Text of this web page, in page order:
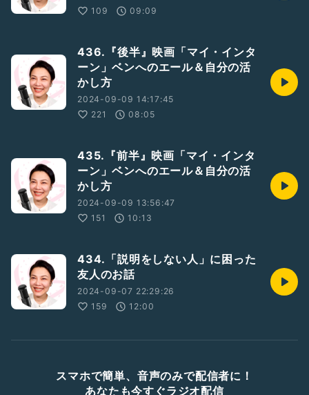
109
09:09
436.『後半』映画「マイ・インタ
ーン」ベンへのエール＆自分の活
かし方
2024-09-09 14:17:45
221
08:05
435.『前半』映画「マイ・インタ
ーン」ベンへのエール＆自分の活
かし方
2024-09-09 13:56:47
151
10:13
434.「説明をしない人」に困った
友人のお話
2024-09-07 22:29:26
159
12:00
スマホで簡単、音声のみで配信者に！
あなたも今すぐラジオ配信